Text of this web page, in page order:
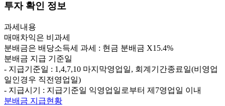
투자 확인 정보
과세내용
매매차익은 비과세
분배금은 배당소득세 과세 : 현금 분배금 X15.4%
분배금 지급 기준일
- 지급기준일 : 1,4,7,10 마지막영업일, 회계기간종료일(비영업
일인경우 직전영업일)
- 지급시기 : 지급기준일 익영업일로부터 제7영업일 이내
분배금 지급현황